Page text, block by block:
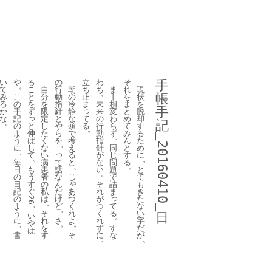
手
帳
手
記
_20160410_
日
現
状
を
脱
却
す
る
た
め
に、
と
て
も
き
た
な
い
字
だ
が、
そ
れ
を
ま
と
め
て
み
ん
と
す
る。
ま
相
変
わ
ら
ず
同
じ
問
題
で
詰
ま
っ
て
る。
す
な
わ
ち、
未
来
の
行
動
指
針
が
な
い。
そ
れ
が
つ
く
れ
ず
に、
立
ち
止
ま
っ
て
る。
朝
の
冷
静
な
頭
で
考
え
る
と、
じ
ゃ
あ
つ
く
れ
よ。
そ
の
行
動
指
針
と
や
ら
を。
っ
て
話
な
ん
だ
け
ど。
さ。
自
分
を
限
定
し
た
く
な
い
病
患
者
の
私
は、
そ
れ
を
す
る
こ
と
を
ず
っ
と
伸
ば
し
て、
も
う
す
ぐ
26。
い
や
は
や。
こ
の
手
記
の
よ
う
に、
毎
日
の
日
記
の
よ
う
に、
書
い
て
み
る
か
な。